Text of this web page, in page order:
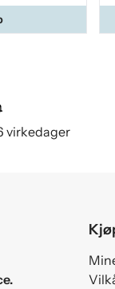
virkedager